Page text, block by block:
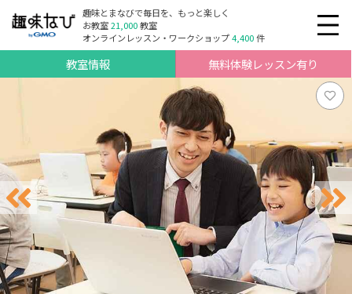
趣味とまなびで毎日を、もっと楽しく
お教室21,000教室
オンラインレッスン・ワークショップ4,400件
教室情報 無料体験レッスン有り